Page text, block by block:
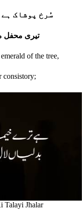
سُرخ پوشاک
تیری محفل
of the tree,
consistory;
Talayi Jhalar